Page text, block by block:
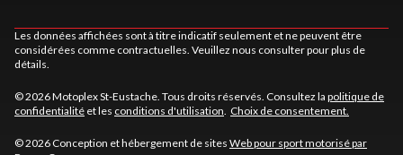
Les données affichées sont à titre indicatif seulement et ne peuvent être
considérées comme contractuelles. Veuillez nous consulter pour plus de
détails.
© 2026 Motoplex St-Eustache. Tous droits réservés. Consultez la politique de
confidentialité et les conditions d'utilisation. Choix de consentement.
© 2026 Conception et hébergement de sites Web pour sport motorisé par